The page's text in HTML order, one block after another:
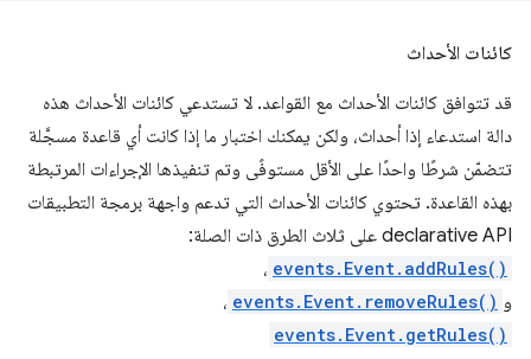
كائنات الأحداث
قد تتوافق كائنات الأحداث مع القواعد. لا تستدعي كائنات الأحداث هذه
دالة استدعاء إذا أحداث، ولكن يمكنك اختبار ما إذا كانت أي قاعدة مسجَّلة
تتضمّن شرطًا واحدًا على الأقل مستوفًى وتم تنفيذها الإجراءات المرتبطة
بهذه القاعدة. تحتوي كائنات الأحداث التي تدعم واجهة برمجة التطبيقات
declarative API على ثلاث الطرق ذات الصلة:
events.Event.addRules() ،
و events.Event.removeRules() ،
events.Event.getRules()